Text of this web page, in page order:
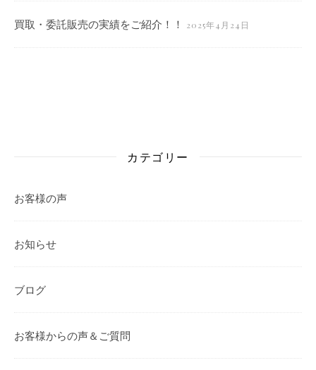
買取・委託販売の実績をご紹介！！ 2025年4月24日
カテゴリー
お客様の声
お知らせ
ブログ
お客様からの声＆ご質問